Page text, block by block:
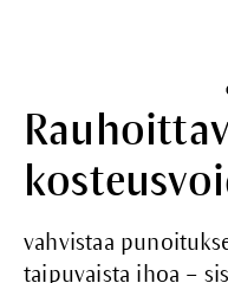
vahvistaa
taipuvaista ihoa –